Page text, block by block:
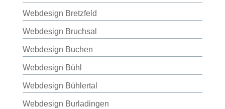
Webdesign Bretzfeld
Webdesign Bruchsal
Webdesign Buchen
Webdesign Bühl
Webdesign Bühlertal
Webdesign Burladingen